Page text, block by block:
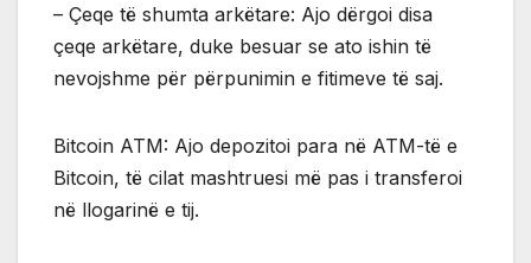
– Çeqe të shumta arkëtare: Ajo dërgoi disa
çeqe arkëtare, duke besuar se ato ishin të
nevojshme për përpunimin e fitimeve të saj.
Bitcoin ATM: Ajo depozitoi para në ATM-të e
Bitcoin, të cilat mashtruesi më pas i transferoi
në llogarinë e tij.